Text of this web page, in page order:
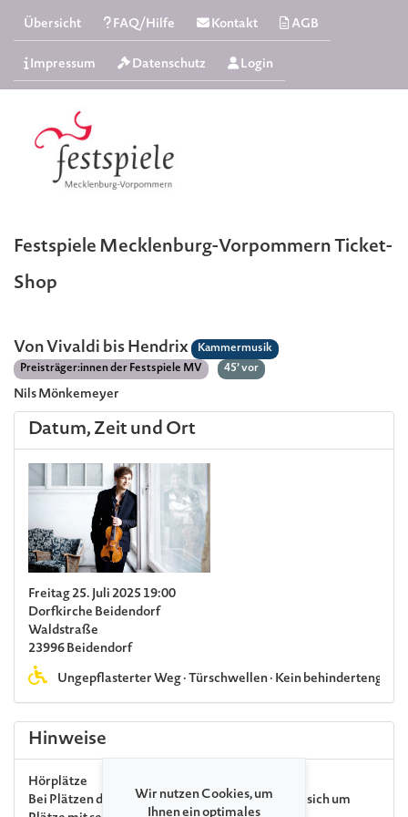
Übersicht FAQ/Hilfe Kontakt AGB
Impressum Datenschutz Login
Festspiele Mecklenburg-Vorpommern Ticket-
Shop
Von Vivaldi bis Hendrix
Kammermusik
Preisträger:innen der Festspiele MV
45’ vor
Nils Mönkemeyer
Datum, Zeit und Ort
Freitag 25. Juli 2025 19:00
Dorfkirche Beidendorf
Waldstraße
23996 Beidendorf
Ungepflasterter Weg · Türschwellen · Kein
Hinweise
Hörplätze
Bei Plätzen der Kategorie »Hörplatz« handelt es sich um
Wir nutzen Cookies, um
Ihnen ein optimales